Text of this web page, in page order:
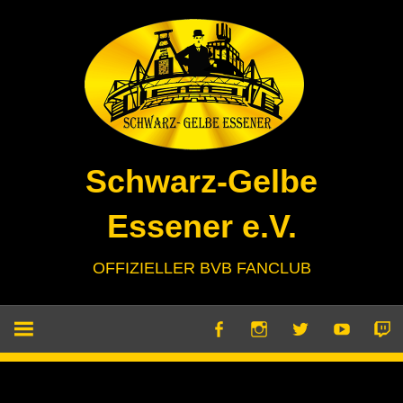
Schwarz-Gelbe
Essener e.V.
OFFIZIELLER BVB FANCLUB